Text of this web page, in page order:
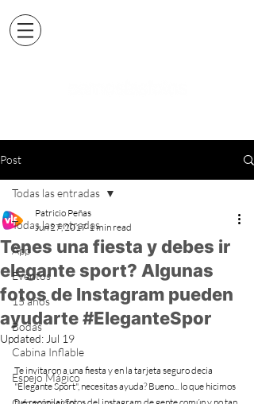
Post
Todas las entradas
App
Eventos
15 años
Bodas
Cabina Inflable
Espejo Mágico
Todas las entradas
Tenes una fiesta y debes ir
elegante sport? Algunas
fotos de Instagram pueden
ayudarte #EleganteSpor
Patricio Peñas
Jun 27, 2017 1 min read
Updated: Jul 19
Te invitaron a una fiesta y en la tarjeta seguro decia
"Elegante Sport", necesitas ayuda? Bueno... lo que hicimos